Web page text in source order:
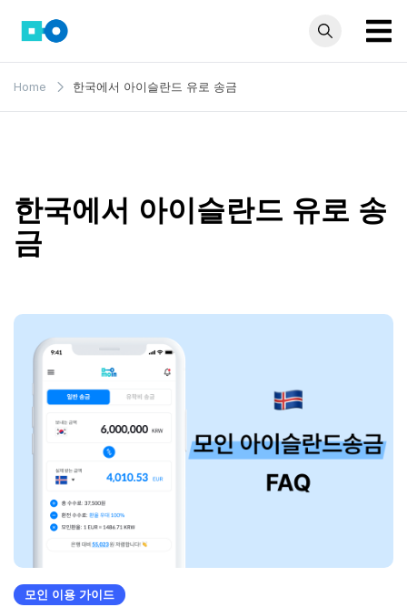
content
모인 해
외송금
Home 한국에서 아이슬란드 유로 송금
한국에서 아이슬란드 유로 송
금
모인 이용 가이드